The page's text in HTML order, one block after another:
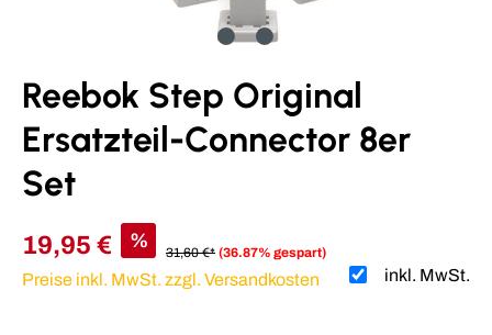
Reebok Step Original
Ersatzteil-Connector 8er
Set
19,95 € %
31,60 €* (36.87% gespart)
inkl. MwSt.
Preise inkl. MwSt. zzgl. Versandkosten